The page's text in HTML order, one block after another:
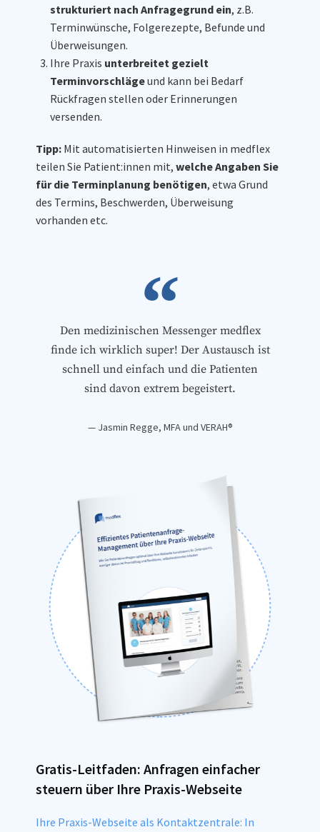
strukturiert nach Anfragegrund ein, z.B.
Terminwünsche, Folgerezepte, Befunde und
Überweisungen.
Ihre Praxis unterbreitet gezielt
Terminvorschlägeund kann bei Bedarf
Rückfragen stellen oder Erinnerungen
versenden.
Tipp: Mit automatisierten Hinweisen in medflex
teilen Sie Patient:innen mit, welche Angaben Sie
für die Terminplanung benötigen, etwa Grund
des Termins, Beschwerden, Überweisung
vorhanden etc.
Den medizinischen Messenger medflex
finde ich wirklich super! Der Austausch ist
schnell und einfach und die Patienten
sind davon extrem begeistert.
— Jasmin Regge, MFA und VERAH®
Gratis-Leitfaden: Anfragen einfacher
steuern über Ihre Praxis-Webseite
Ihre Praxis-Webseite als Kontaktzentrale: In